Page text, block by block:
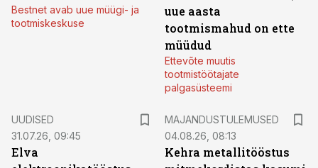
Bestnet avab uue müügi- ja
tootmiskeskuse
uue aasta
tootmismahud on ette
müüdud
Ettevõte muutis
tootmistöötajate
palgasüsteemi
UUDISED
31.07.26, 09:45
Elva
MAJANDUSTULEMUSED
04.08.26, 08:13
Kehra metallitööstus